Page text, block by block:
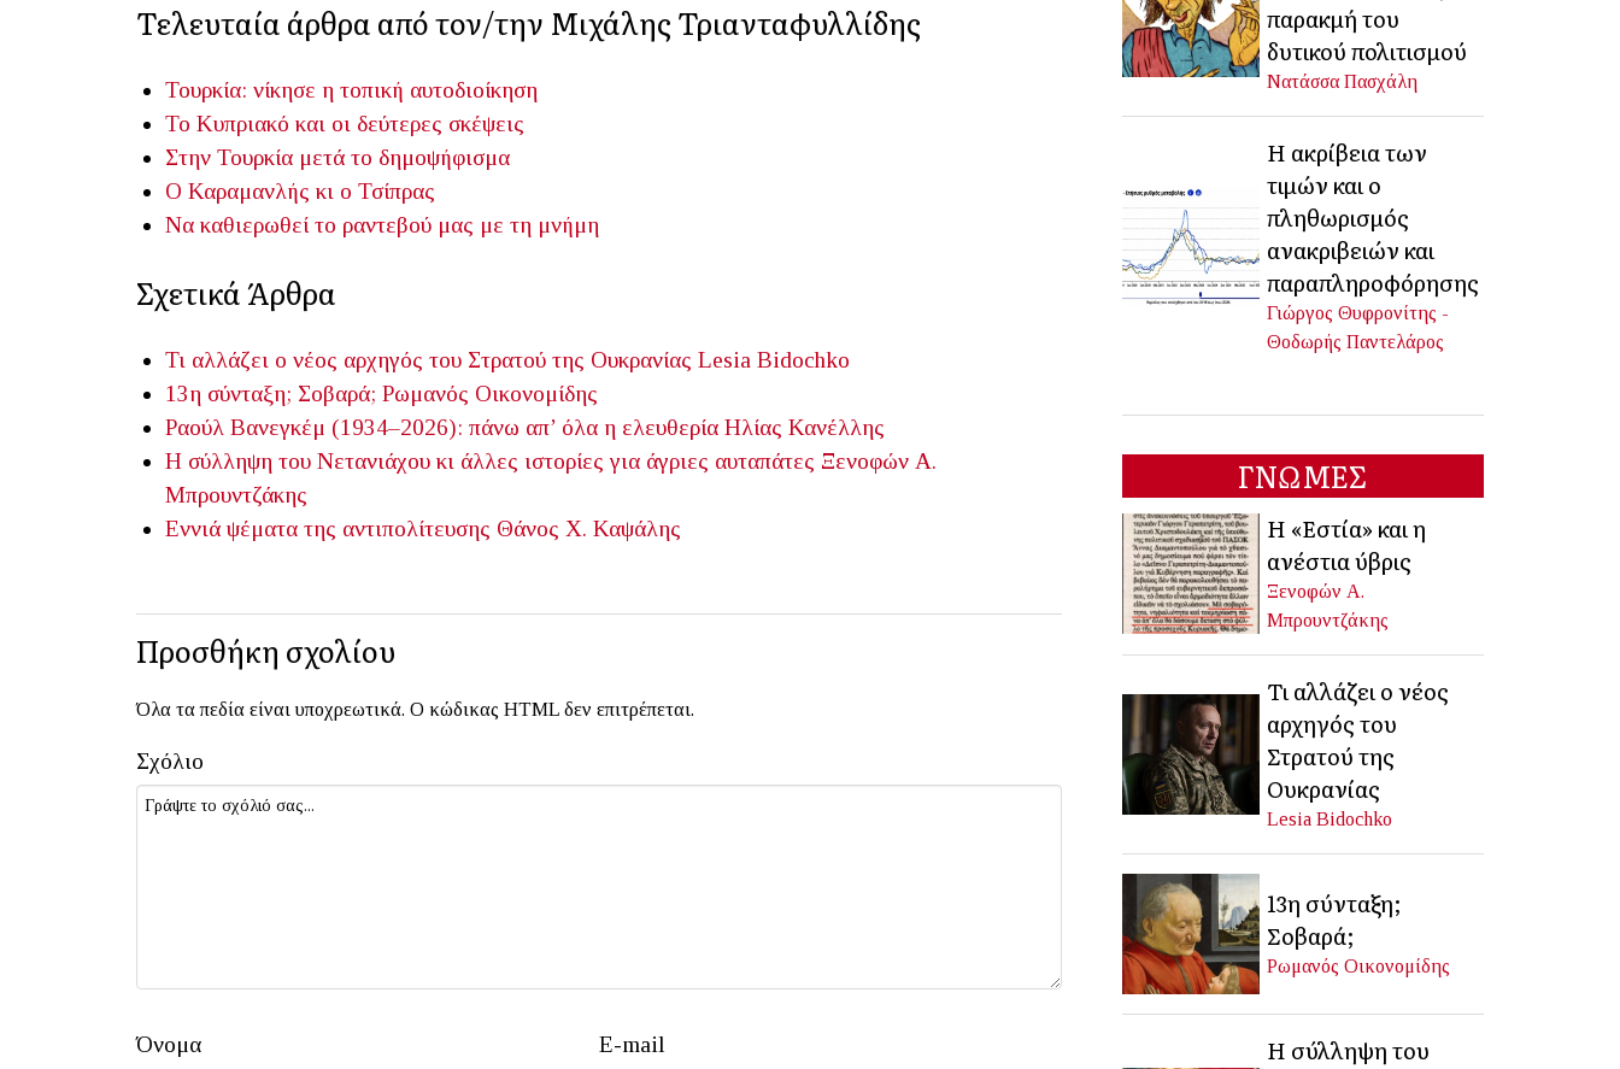
Τελευταία άρθρα από τον/την Μιχάλης Τριανταφυλλίδης
Τουρκία: νίκησε η τοπική αυτοδιοίκηση
Το Κυπριακό και οι δεύτερες σκέψεις
Στην Τουρκία μετά το δημοψήφισμα
Ο Καραμανλής κι ο Τσίπρας
Να καθιερωθεί το ραντεβού μας με τη μνήμη
Σχετικά Άρθρα
Τι αλλάζει ο νέος αρχηγός του Στρατού της Ουκρανίας Lesia Bidochko
13η σύνταξη; Σοβαρά; Ρωμανός Οικονομίδης
Ραούλ Βανεγκέμ (1934–2026): πάνω απ’ όλα η ελευθερία Ηλίας Κανέλλης
Η σύλληψη του Νετανιάχου κι άλλες ιστορίες για άγριες αυταπάτες Ξενοφών Α.
Μπρουντζάκης
Εννιά ψέματα της αντιπολίτευσης Θάνος Χ. Καψάλης
Προσθήκη σχολίου
Όλα τα πεδία είναι υποχρεωτικά. Ο κώδικας HTML δεν επιτρέπεται.
Σχόλιο
Όνομα E-mail
παρακμή του
δυτικού πολιτισμού
Νατάσσα Πασχάλη
Η ακρίβεια των
τιμών και ο
πληθωρισμός
ανακριβειών και
παραπληροφόρησης
Γιώργος Θυφρονίτης -
Θοδωρής Παντελάρος
ΓΝΩΜΕΣ
Η «Εστία» και η
ανέστια ύβρις
Ξενοφών Α.
Μπρουντζάκης
Τι αλλάζει ο νέος
αρχηγός του
Στρατού της
Ουκρανίας
Lesia Bidochko
13η σύνταξη;
Σοβαρά;
Ρωμανός Οικονομίδης
Η σύλληψη του